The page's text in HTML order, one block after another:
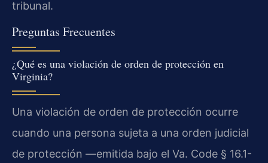
tribunal.
Preguntas Frecuentes
¿Qué es una violación de orden de protección en
Virginia?
Una violación de orden de protección ocurre
cuando una persona sujeta a una orden judicial
de protección —emitida bajo el Va. Code § 16.1-